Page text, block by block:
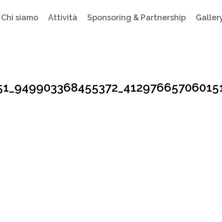
Chi siamo Attività Sponsoring & Partnership